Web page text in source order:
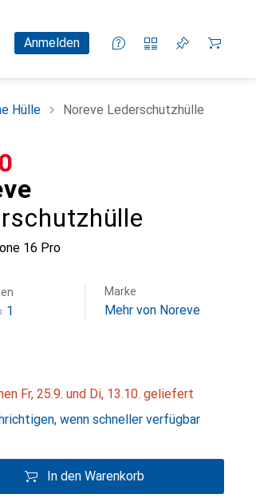
Anmelden
Hülle Noreve Lederschutzhülle
16 Pro
1
Marke
Mehr von Noreve
Fr, 25.9. und Di, 13.10. geliefert
wenn schneller verfügbar
In den Warenkorb